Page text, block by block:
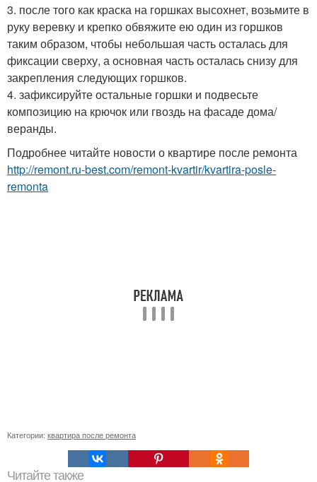
3. после того как краска на горшках высохнет, возьмите в
руку веревку и крепко обвяжите ею один из горшков
таким образом, чтобы небольшая часть осталась для
фиксации сверху, а основная часть осталась снизу для
закрепления следующих горшков.
4. зафиксируйте остальные горшки и подвесьте
композицию на крючок или гвоздь на фасаде дома/
веранды.
Подробнее читайте новости о квартире после ремонта
http://remont.ru-best.com/remont-kvartir/kvartira-posle-
remonta
Категории: квартира после ремонта
Читайте также